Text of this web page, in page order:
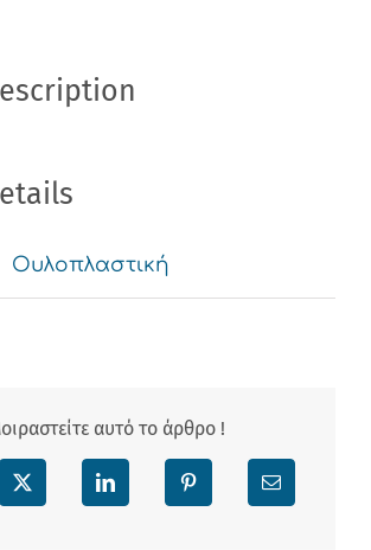
Ουλοπλαστική
αυτό το άρθρο !
X LinkedIn Pinterest Email